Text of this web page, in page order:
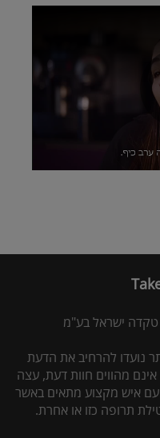
ישראל בע"מ
נועדו להרחיב את הדעת
מהווים חוות דעת, עצה
עם איש מקצוע מתאים באשר
תרופה כזו או אחרת.